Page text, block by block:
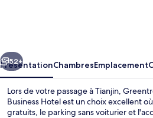
Business
Hotel
Suivant
52+
PrésentationChambresEmplacement
Lors de votre passage à Tianjin,
Business Hotel est un choix excellent
gratuits, le parking sans voiturier et